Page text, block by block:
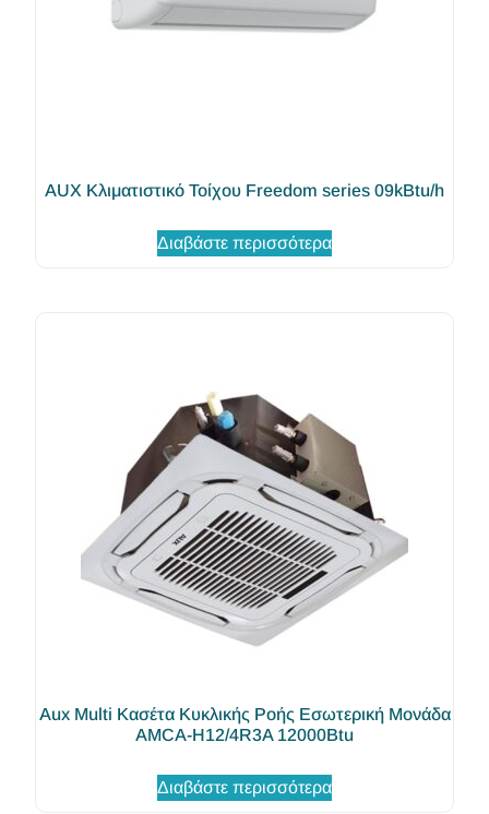
AUX Κλιματιστικό Τοίχου Freedom series 09kBtu/h
Διαβάστε περισσότερα
Aux Multi Κασέτα Κυκλικής Ροής Εσωτερική Μονάδα
AMCA-H12/4R3A 12000Btu
Διαβάστε περισσότερα